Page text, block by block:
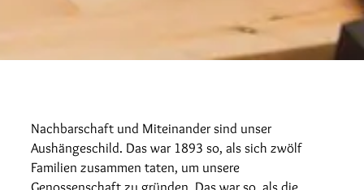
Nachbarschaft und Miteinander sind unser
Aushängeschild. Das war 1893 so, als sich zwölf
Familien zusammen taten, um unsere
Genossenschaft zu gründen. Das war so, als die